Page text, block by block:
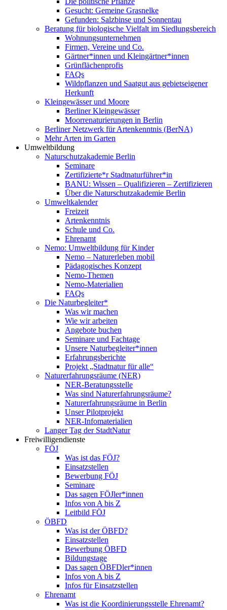
Gesucht: Gemeine Grasnelke
Gefunden: Salzbinse und Sonnentau
Beratung für biologische Vielfalt im Siedlungsbereich
Wohnungsunternehmen
Firmen, Vereine und Co.
Gärtner*innen und Kleingärtner*innen
Grünflächenprofis
FAQs
Wildpflanzen und Saatgut aus gebietseigener
Herkunft
Kleingewässer und Moore
Berliner Kleingewässer
Moorrenaturierungen in Berlin
Berliner Netzwerk für Artenkenntnis (BerNA)
Mehr Arten im Garten
Umweltbildung
Naturschutzakademie Berlin
Seminare
Zertifizierte*r Stadtnaturführer*in
BANU: Wissen – Qualifizieren – Zertifizieren
Über die Naturschutzakademie Berlin
Umweltkalender
Freizeit
Artenkenntnis
Schule und Co.
Ehrenamt
Nemo: Umweltbildung für Kinder
Nemo – Naturerleben mobil
Pädagogisches Konzept
Nemo-Themen
Nemo-Materialien
FAQs
Die Naturbegleiter*
Was wir machen
Wie wir arbeiten
Angebote buchen
Seminare und Fachtage
Unsere Naturbegleiter*innen
Erfahrungsberichte
Projekt „Stadtnatur für alle“
Naturerfahrungsräume (NER)
NER-Beratungsstelle
Was sind Naturerfahrungsräume?
Naturerfahrungsräume in Berlin
Unser Pilotprojekt
NER-Infomaterialien
Langer Tag der StadtNatur
Freiwilligendienste
FÖJ
Was ist das FÖJ?
Einsatzstellen
Bewerbung FÖJ
Seminare
Das sagen FÖJler*innen
Infos von A bis Z
Leitbild FÖJ
ÖBFD
Was ist der ÖBFD?
Einsatzstellen
Bewerbung ÖBFD
Bildungstage
Das sagen ÖBFDler*innen
Infos von A bis Z
Infos für Einsatzstellen
Ehrenamt
Was ist die Koordinierungsstelle Ehrenamt?